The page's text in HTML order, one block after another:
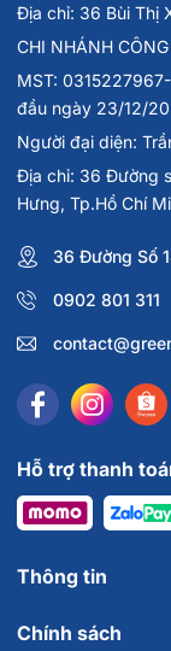
Địa chỉ: 36 Bùi Thị
CHI NHÁNH
MST:
đầu ngày 23/12/
Người đại diện:
Địa chỉ: 36 Đường
Hưng, Tp.Hồ Chí
36 Đường Số
0902 801 311
Hỗ trợ thanh
Thông tin
Chính sách